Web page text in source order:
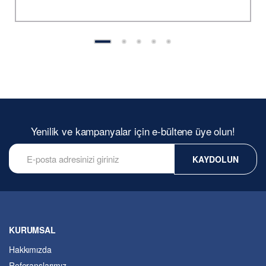
Yenilik ve kampanyalar için e-bültene üye olun!
KAYDOLUN
KURUMSAL
Hakkımızda